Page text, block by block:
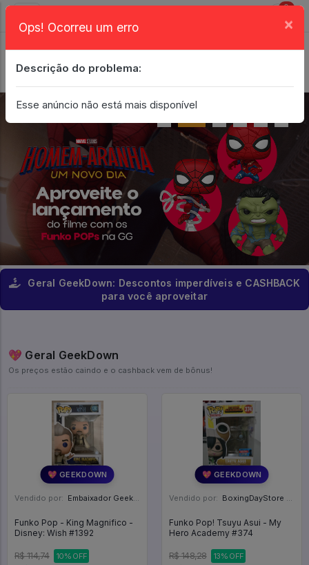
0
Geral GeekDown: Descontos imperdíveis e CASHBACK
para você aproveitar
💖 Geral GeekDown
Os preços estão caindo e o cashback vem de bônus!
💖 GEEKDOWN
Vendido por: Embaixador Geek - SP
Funko Pop - King Magnifico -
Disney: Wish #1392
R$ 114,74 10% OFF
💖 GEEKDOWN
Vendido por: BoxingDayStore - GO
Funko Pop! Tsuyu Asui - My
Hero Academy #374
R$ 148,28 13% OFF
Ops! Ocorreu um erro ×
Descrição do problema:
Esse anúncio não está mais disponível